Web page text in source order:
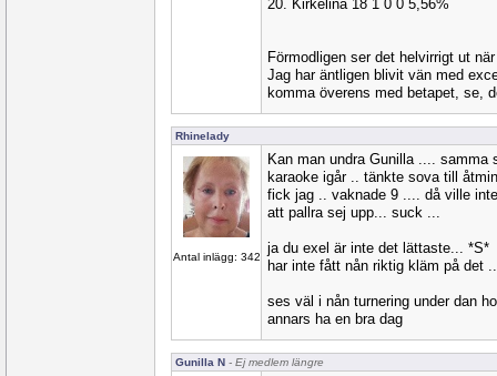
20. Kirkelina 18 1 0 0 5,56%
Förmodligen ser det helvirrigt ut
Jag har äntligen blivit vän med
komma överens med betapet, se,
Rhinelady
Antal inlägg: 342
Kan man undra Gunilla .... samma
karaoke igår .. tänkte sova till
fick jag .. vaknade 9 .... då ville
att pallra sej upp... suck ...
ja du exel är inte det lättaste... *S*
har inte fått nån riktig kläm på det ..
ses väl i nån turnering under dan
annars ha en bra dag
Gunilla N - Ej medlem längre